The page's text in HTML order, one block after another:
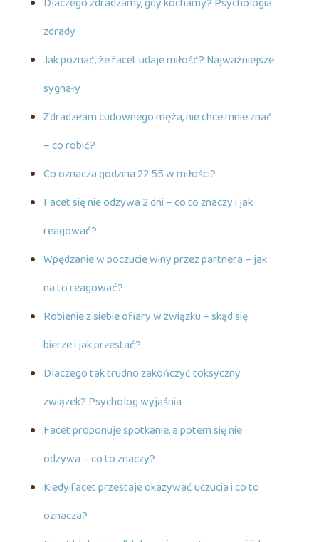
zdrady
Jak poznać, że facet udaje miłość? Najważniejsze
sygnały
Zdradziłam cudownego męża, nie chce mnie znać
– co robić?
Co oznacza godzina 22:55 w miłości?
Facet się nie odzywa 2 dni – co to znaczy i jak
reagować?
Wpędzanie w poczucie winy przez partnera – jak
na to reagować?
Robienie z siebie ofiary w związku – skąd się
bierze i jak przestać?
Dlaczego tak trudno zakończyć toksyczny
związek? Psycholog wyjaśnia
Facet proponuje spotkanie, a potem się nie
odzywa – co to znaczy?
Kiedy facet przestaje okazywać uczucia i co to
oznacza?